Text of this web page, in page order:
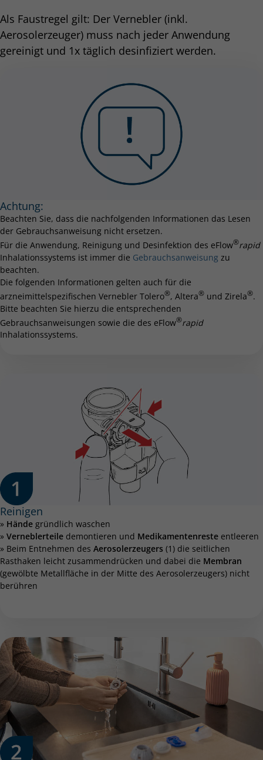
Als Faustregel gilt: Der Vernebler (inkl.
Aerosolerzeuger) muss nach jeder Anwendung
gereinigt und 1x täglich desinfiziert werden.
Achtung:
Beachten Sie, dass die nachfolgenden Informationen das Lesen
der Gebrauchsanweisung nicht ersetzen.
Für die Anwendung, Reinigung und Desinfektion des eFlow®rapid
Inhalationssystems ist immer die Gebrauchsanweisung zu
beachten.
Die folgenden Informationen gelten auch für die
arzneimittelspezifischen Vernebler Tolero®, Altera® und Zirela®.
Bitte beachten Sie hierzu die entsprechenden
Gebrauchsanweisungen sowie die des eFlow®rapid
Inhalationssystems.
Reinigen
» Hände gründlich waschen
» Verneblerteile demontieren und Medikamentenreste entleeren
» Beim Entnehmen des Aerosolerzeugers (1) die seitlichen
Rasthaken leicht zusammendrücken und dabei die Membran
(gewölbte Metallfläche in der Mitte des Aerosolerzeugers) nicht
berühren